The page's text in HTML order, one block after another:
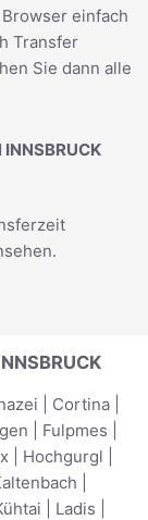
einfach
Transfer
Sie dann alle
INNSBRUCK
Cortina|
Fulpmes
Hochgurgl
Ladis